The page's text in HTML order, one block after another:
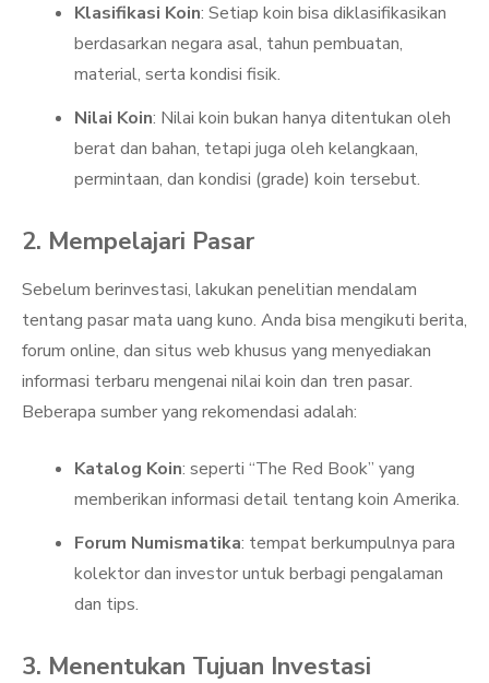
Klasifikasi Koin: Setiap koin bisa diklasifikasikan
berdasarkan negara asal, tahun pembuatan,
material, serta kondisi fisik.
Nilai Koin: Nilai koin bukan hanya ditentukan oleh
berat dan bahan, tetapi juga oleh kelangkaan,
permintaan, dan kondisi (grade) koin tersebut.
2. Mempelajari Pasar
Sebelum berinvestasi, lakukan penelitian mendalam
tentang pasar mata uang kuno. Anda bisa mengikuti berita,
forum online, dan situs web khusus yang menyediakan
informasi terbaru mengenai nilai koin dan tren pasar.
Beberapa sumber yang rekomendasi adalah:
Katalog Koin: seperti “The Red Book” yang
memberikan informasi detail tentang koin Amerika.
Forum Numismatika: tempat berkumpulnya para
kolektor dan investor untuk berbagi pengalaman
dan tips.
3. Menentukan Tujuan Investasi